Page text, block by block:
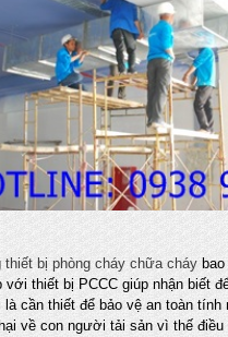
thiết bị phòng cháy chữa cháy
với thiết bị PCCC giúp nhận biết
cần thiết để bảo vệ an toàn tính
về con người tải sản vì thế điều